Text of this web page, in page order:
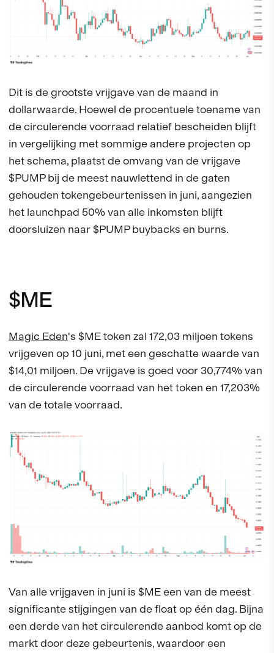
Dit is de grootste vrijgave van de maand in
dollarwaarde. Hoewel de procentuele toename van
de circulerende voorraad relatief bescheiden blijft
in vergelijking met sommige andere projecten op
het schema, plaatst de omvang van de vrijgave
$PUMP bij de meest nauwlettend in de gaten
gehouden tokengebeurtenissen in juni, aangezien
het launchpad 50% van alle inkomsten blijft
doorsluizen naar $PUMP buybacks en burns.
$ME
Magic Eden's $ME token zal 172,03 miljoen tokens
vrijgeven op 10 juni, met een geschatte waarde van
$14,01 miljoen. De vrijgave is goed voor 30,774% van
de circulerende voorraad van het token en 17,203%
van de totale voorraad.
Van alle vrijgaven in juni is $ME een van de meest
significante stijgingen van de float op één dag. Bijna
een derde van het circulerende aanbod komt op de
markt door deze gebeurtenis, waardoor een